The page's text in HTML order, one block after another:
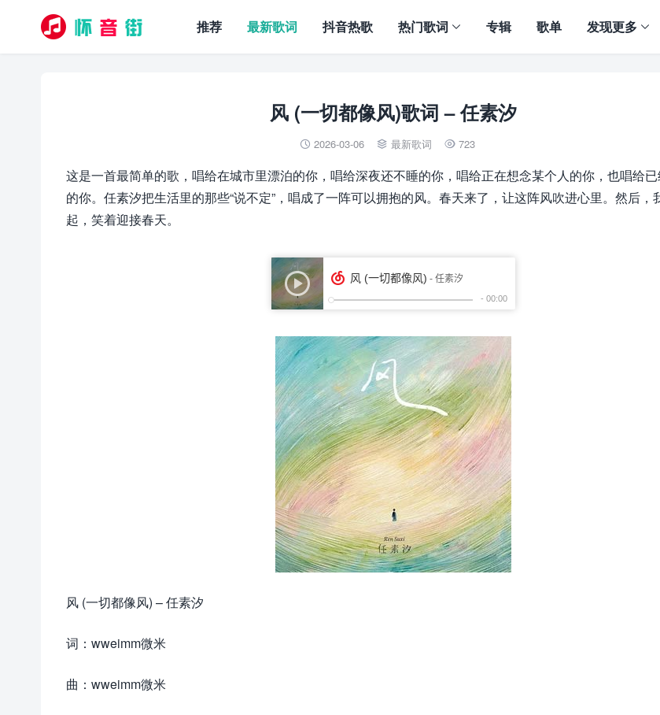
推荐 最新歌词 抖音热歌 热门歌词 专辑 歌单 发现更多
风 (一切都像风)歌词 – 任素汐
 2026-03-06  最新歌词  723
这是一首最简单的歌，唱给在城市里漂泊的你，唱给深夜还不睡的你，唱给正在想念某个人的你，也唱给
的你。任素汐把生活里的那些“说不定”，唱成了一阵可以拥抱的风。春天来了，让这阵风吹进心里。然后，
起，笑着迎接春天。
风 (一切都像风) – 任素汐
词：wweimm微米
曲：wweimm微米